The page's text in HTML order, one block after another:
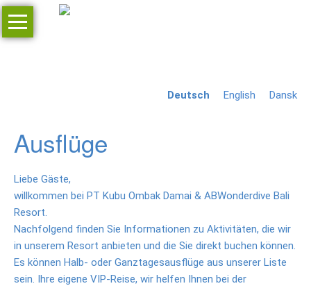
Navigation
überspringen
Home
Villen
Deluxe
Zimmer
Restaurant
Bar
Massage
Deutsch English Dansk
Ausflüge
Liebe Gäste,
willkommen bei PT Kubu Ombak Damai & ABWonderdive Bali
Resort.
Nachfolgend finden Sie Informationen zu Aktivitäten, die wir
in unserem Resort anbieten und die Sie direkt buchen können.
Es können Halb- oder Ganztagesausflüge aus unserer Liste
sein. Ihre eigene VIP-Reise, wir helfen Ihnen bei der